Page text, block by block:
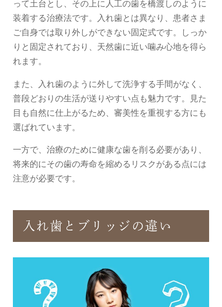
って土台とし、その上に人工の歯を橋渡しのように
装着する治療法です。入れ歯とは異なり、患者さま
ご自身では取り外しができない固定式です。しっか
りと固定されており、天然歯に近い噛み心地を得ら
れます。
また、入れ歯のように外して洗浄する手間がなく、
普段どおりの生活が送りやすい点も魅力です。見た
目も自然に仕上がるため、審美性を重視する方にも
選ばれています。
一方で、治療のために健康な歯を削る必要があり、
将来的にその歯の寿命を縮めるリスクがある点には
注意が必要です。
入れ歯とブリッジの違い